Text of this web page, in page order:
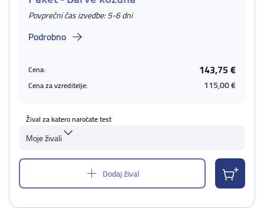
Povprečni čas izvedbe: 5-6 dni
Podrobno
Cena: 143,75 €
Cena za vzreditelje: 115,00 €
Žival za katero naročate test
Moje živali
Dodaj žival